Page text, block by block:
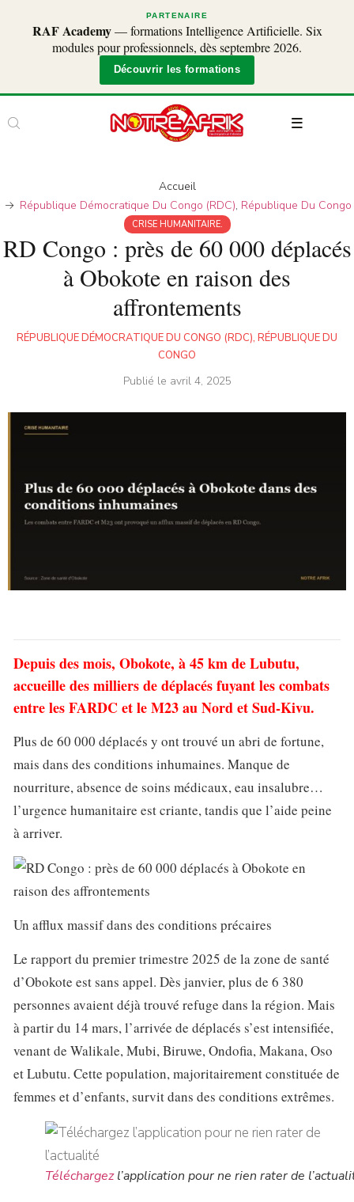
PARTENAIRE
RAF Academy— formations Intelligence Artificielle. Six
modules pour professionnels, dès septembre 2026.
Découvrir les formations
Accueil
République Démocratique Du Congo (RDC), République Du Congo
CRISE HUMANITAIRE.
RD Congo : près de 60 000 déplacés
à Obokote en raison des
affrontements
RÉPUBLIQUE DÉMOCRATIQUE DU CONGO (RDC), RÉPUBLIQUE DU
CONGO
Publié le avril 4, 2025
Depuis des mois, Obokote, à 45 km de Lubutu,
accueille des milliers de déplacés fuyant les combats
entre les FARDC et le M23 au Nord et Sud-Kivu.
Plus de 60 000 déplacés y ont trouvé un abri de fortune,
mais dans des conditions inhumaines. Manque de
nourriture, absence de soins médicaux, eau insalubre…
l’urgence humanitaire est criante, tandis que l’aide peine
à arriver.
Un afflux massif dans des conditions précaires
Le rapport du premier trimestre 2025 de la zone de santé
d’Obokote est sans appel. Dès janvier, plus de 6 380
personnes avaient déjà trouvé refuge dans la région. Mais
à partir du 14 mars, l’arrivée de déplacés s’est intensifiée,
venant de Walikale, Mubi, Biruwe, Ondofia, Makana, Oso
et Lubutu. Cette population, majoritairement constituée de
femmes et d’enfants, survit dans des conditions extrêmes.
Téléchargezl’application pour ne rien rater de